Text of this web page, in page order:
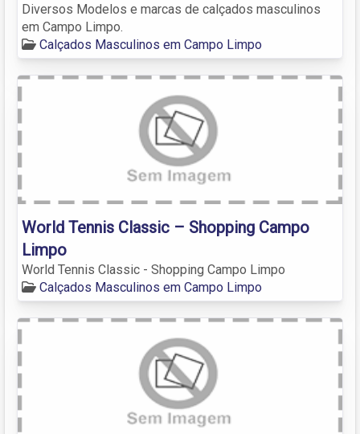
Diversos Modelos e marcas de calçados masculinos
em Campo Limpo.
Calçados Masculinos em Campo Limpo
World Tennis Classic – Shopping Campo
Limpo
World Tennis Classic - Shopping Campo Limpo
Calçados Masculinos em Campo Limpo